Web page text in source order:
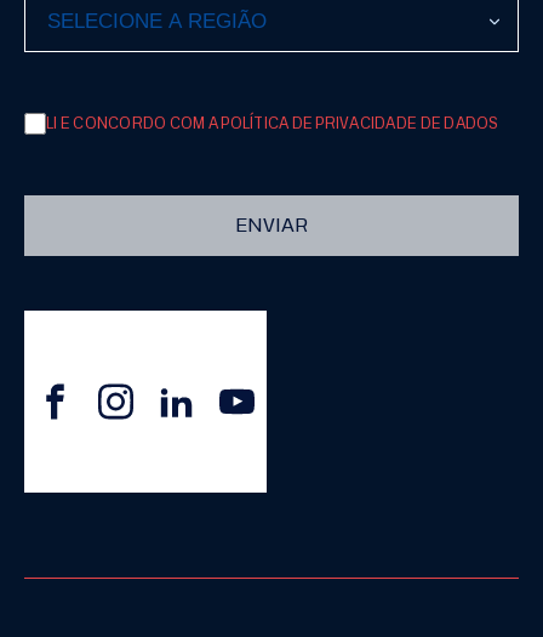
LI E CONCORDO COM A POLÍTICA DE PRIVACIDADE DE DADOS
ENVIAR